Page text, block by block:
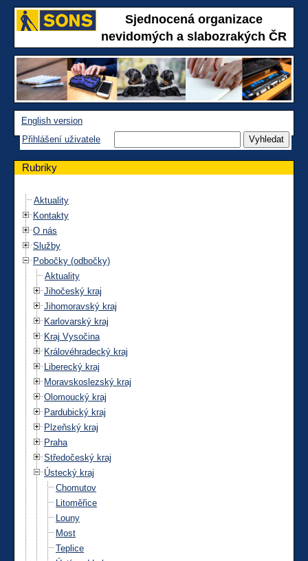
Sjednocená organizace
nevidomých a slabozrakých ČR
English version
Přihlášení uživatele
Rubriky
Aktuality
Kontakty
O nás
Služby
Pobočky (odbočky)
Aktuality
Jihočeský kraj
Jihomoravský kraj
Karlovarský kraj
Kraj Vysočina
Královéhradecký kraj
Liberecký kraj
Moravskoslezský kraj
Olomoucký kraj
Pardubický kraj
Plzeňský kraj
Praha
Středočeský kraj
Ústecký kraj
Chomutov
Litoměřice
Louny
Most
Teplice